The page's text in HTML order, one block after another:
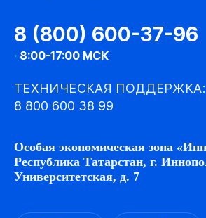
8 (800) 600-37-96
· 8:00-17:00 МСК
ТЕХНИЧЕСКАЯ ПОДДЕРЖКА:
8 800 600 38 99
Особая экономическая зона
Республика Татарстан, г.
Университетская, д. 7